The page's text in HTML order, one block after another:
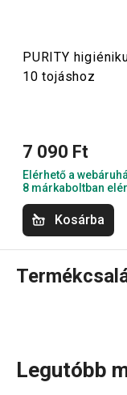
PURITY
10 tojáshoz
7 090 Ft
Elérhető a
8 márkaboltban
Kosárba
Legutóbb